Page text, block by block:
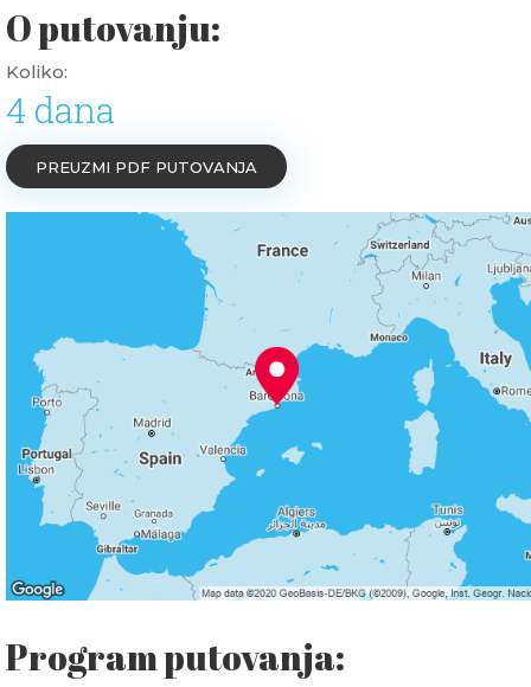
O putovanju:
Koliko:
4 dana
PREUZMI PDF PUTOVANJA
Program putovanja: